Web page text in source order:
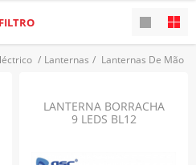
/ Lanternas / Lanternas De Mão
FILTRO
LANTERNA BORRACHA
9 LEDS BL12